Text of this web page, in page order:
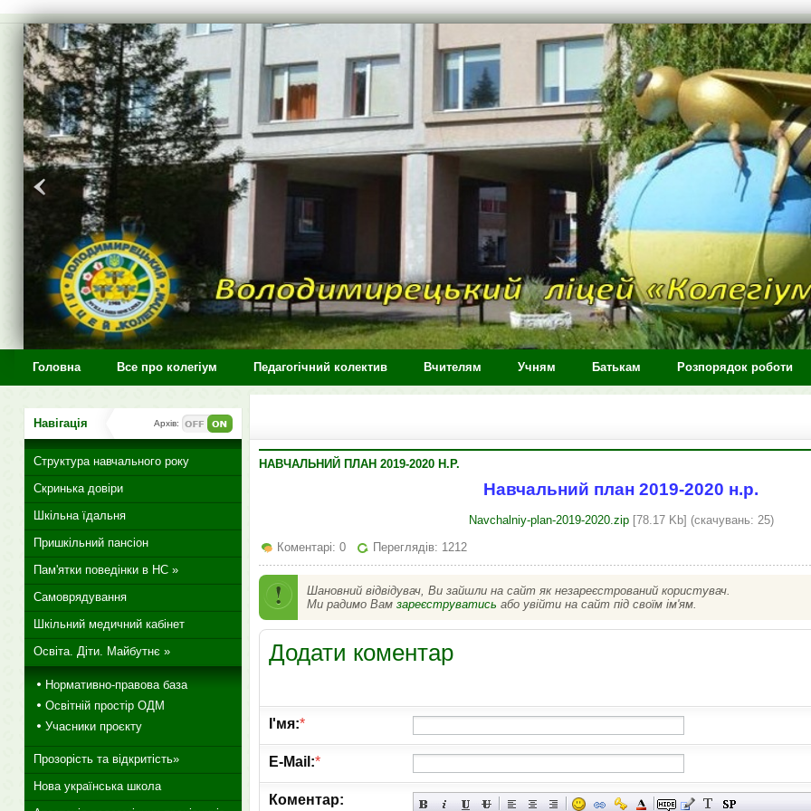
>
Головна Все про колегіум Педагогічний колектив Вчителям Учням Батькам Розпорядок роботи
НАВЧАЛЬНИЙ ПЛАН 2019-2020 Н.Р.
Навчальний план 2019-2020 н.р.
Navchalniy-plan-2019-2020.zip[78.17 Kb] (cкачувань: 25)
Коментарі: 0
Переглядів: 1212
Шановний відвідувач, Ви зайшли на сайт як незареєстрований користувач.
Ми радимо Вам зареєструватись або увійти на сайт під своїм ім'ям.
Додати коментар
І'мя:*
E-Mail:*
Коментар:
Навігація Архів:
Структура навчального року
Скринька довіри
Шкільна їдальня
Пришкільний пансіон
Пам'ятки поведінки в НС »
Самоврядування
Шкільний медичний кабінет
Освіта. Діти. Майбутнє »
Нормативно-правова база
Освітній простір ОДМ
Учасники проєкту
Прозорість та відкритість»
Нова українська школа